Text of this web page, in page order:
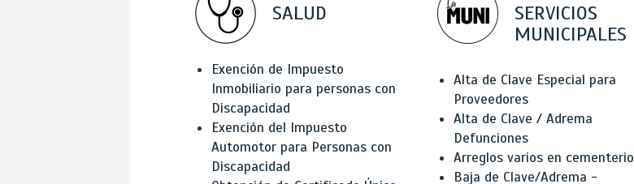
SALUD
Exención de Impuesto
Inmobiliario para personas con
Discapacidad
Exención del Impuesto
Automotor para Personas con
Discapacidad
SERVICIOS
MUNICIPALES
Alta de Clave Especial para
Proveedores
Alta de Clave / Adrema
Defunciones
Arreglos varios en cementerio
Baja de Clave/Adrema -